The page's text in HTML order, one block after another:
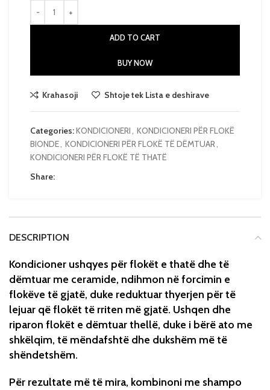
ADD TO CART
BUY NOW
Krahasoji Shtoje tek Lista e deshirave
Categories:KONDICIONERI, KONDICIONERI PËR FLOKË
BIONDE, KONDICIONERI PËR FLOKË TË DËMTUAR,
KONDICIONERI PËR FLOKË TË THATË
Share:
DESCRIPTION
Kondicioner ushqyes për flokët e thatë dhe të
dëmtuar me ceramide, ndihmon në forcimin e
flokëve të gjatë, duke reduktuar thyerjen për të
lejuar që flokët të rriten më gjatë. Ushqen dhe
riparon flokët e dëmtuar thellë, duke i bërë ato me
shkëlqim, të mëndafshtë dhe dukshëm më të
shëndetshëm.
Për rezultate më të mira, kombinoni me shampo